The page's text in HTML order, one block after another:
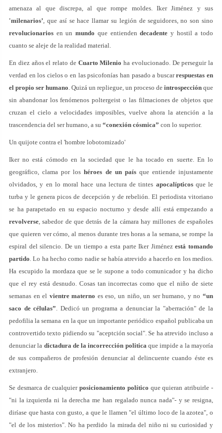
amenaza al que discrepa, al que rompe moldes. Iker Jiménez y sus
'milenarios’, que así se hace llamar su legión de seguidores, no son sino
revolucionarios en unmundo que entiendendecadente y hostil a todo
cuanto se aleje de la realidad material.
En diez años el relato deCuarto Milenio ha evolucionado. De perseguir la
verdad en los cielos o en las psicofonías han pasado a buscarrespuestas en
el propio ser humano. Quizá un repliegue, un proceso de introspección que
sin abandonar los fenómenos poltergeist o las filmaciones de objetos que
cruzan el cielo a velocidades imposibles, vuelve ahora la atención a la
trascendencia del ser humano, a su “conexión cósmica” con lo superior.
Un quijote contra el 'hombre lobotomizado'
Iker no está cómodo en la sociedad que le ha tocado en suerte. En lo
geográfico, clama por loshéroes de un paísque entiende injustamente
olvidados, y en lo moral hace una lectura de tintes apocalípticosque le
turba y le genera picos de decepción y de rebelión. El periodista vitoriano
se ha parapetado en su espacio nocturno y desde allí está empezando a
revolverse, sabedor de que detrás de la cámara hay millones de españoles
que quieren ver cómo, al menos durante tres horas a la semana, se rompe la
espiral del silencio. De un tiempo a esta parte Iker Jiménezestá tomando
partido. Lo ha hecho como nadie se había atrevido a hacerlo en los medios.
Ha escupido la mordaza que se le supone a todo comunicador y ha dicho
que el rey está desnudo. Cosas tan incorrectas como que el niño de siete
semanas en el vientre materno es eso, un niño, un ser humano, y no“un
saco de células”. Dedicó un programa a denunciar la "aberración" de la
pedofilia la semana en la que un importante periódico español publicaba un
controvertido texto pidiendo su "aceptción social". Se ha atrevido incluso a
denunciar la dictadura de la incorrección politicaque impide a la mayoría
de sus compañeros de profesión denunciar al delincuente cuando éste es
extranjero.
Se desmarca de cualquierposicionamiento político que quieran atribuirle -
"ni la izquierda ni la derecha me han regalado nunca nada"- y se resigna,
diríase que hasta con gusto, a que le llamen "el último loco de la azotea", o
"el de los misterios". No ha perdido la mirada del niño ni su curiosidad y